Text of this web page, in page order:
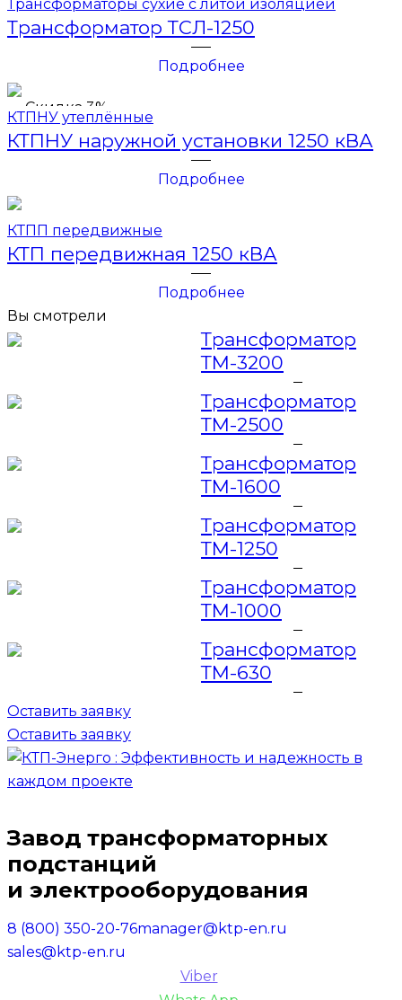
Трансформаторы сухие с литой изоляцией
Трансформатор ТСЛ-1250
Подробнее
Скидка 3%
КТПНУ утеплённые
КТПНУ наружной установки 1250 кВА
Подробнее
КТПП передвижные
КТП передвижная 1250 кВА
Подробнее
Вы смотрели
Трансформатор
ТМ-3200
Трансформатор
ТМ-2500
Трансформатор
ТМ-1600
Трансформатор
ТМ-1250
Трансформатор
ТМ-1000
Трансформатор
ТМ-630
Оставить заявку
Оставить заявку
Завод трансформаторных
подстанций
и электрооборудования
8 (800) 350-20-76manager@ktp-en.ru
sales@ktp-en.ru
Viber